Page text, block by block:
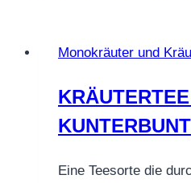
Monokräuter und
KUNTERBUNT
Eine Teesorte die